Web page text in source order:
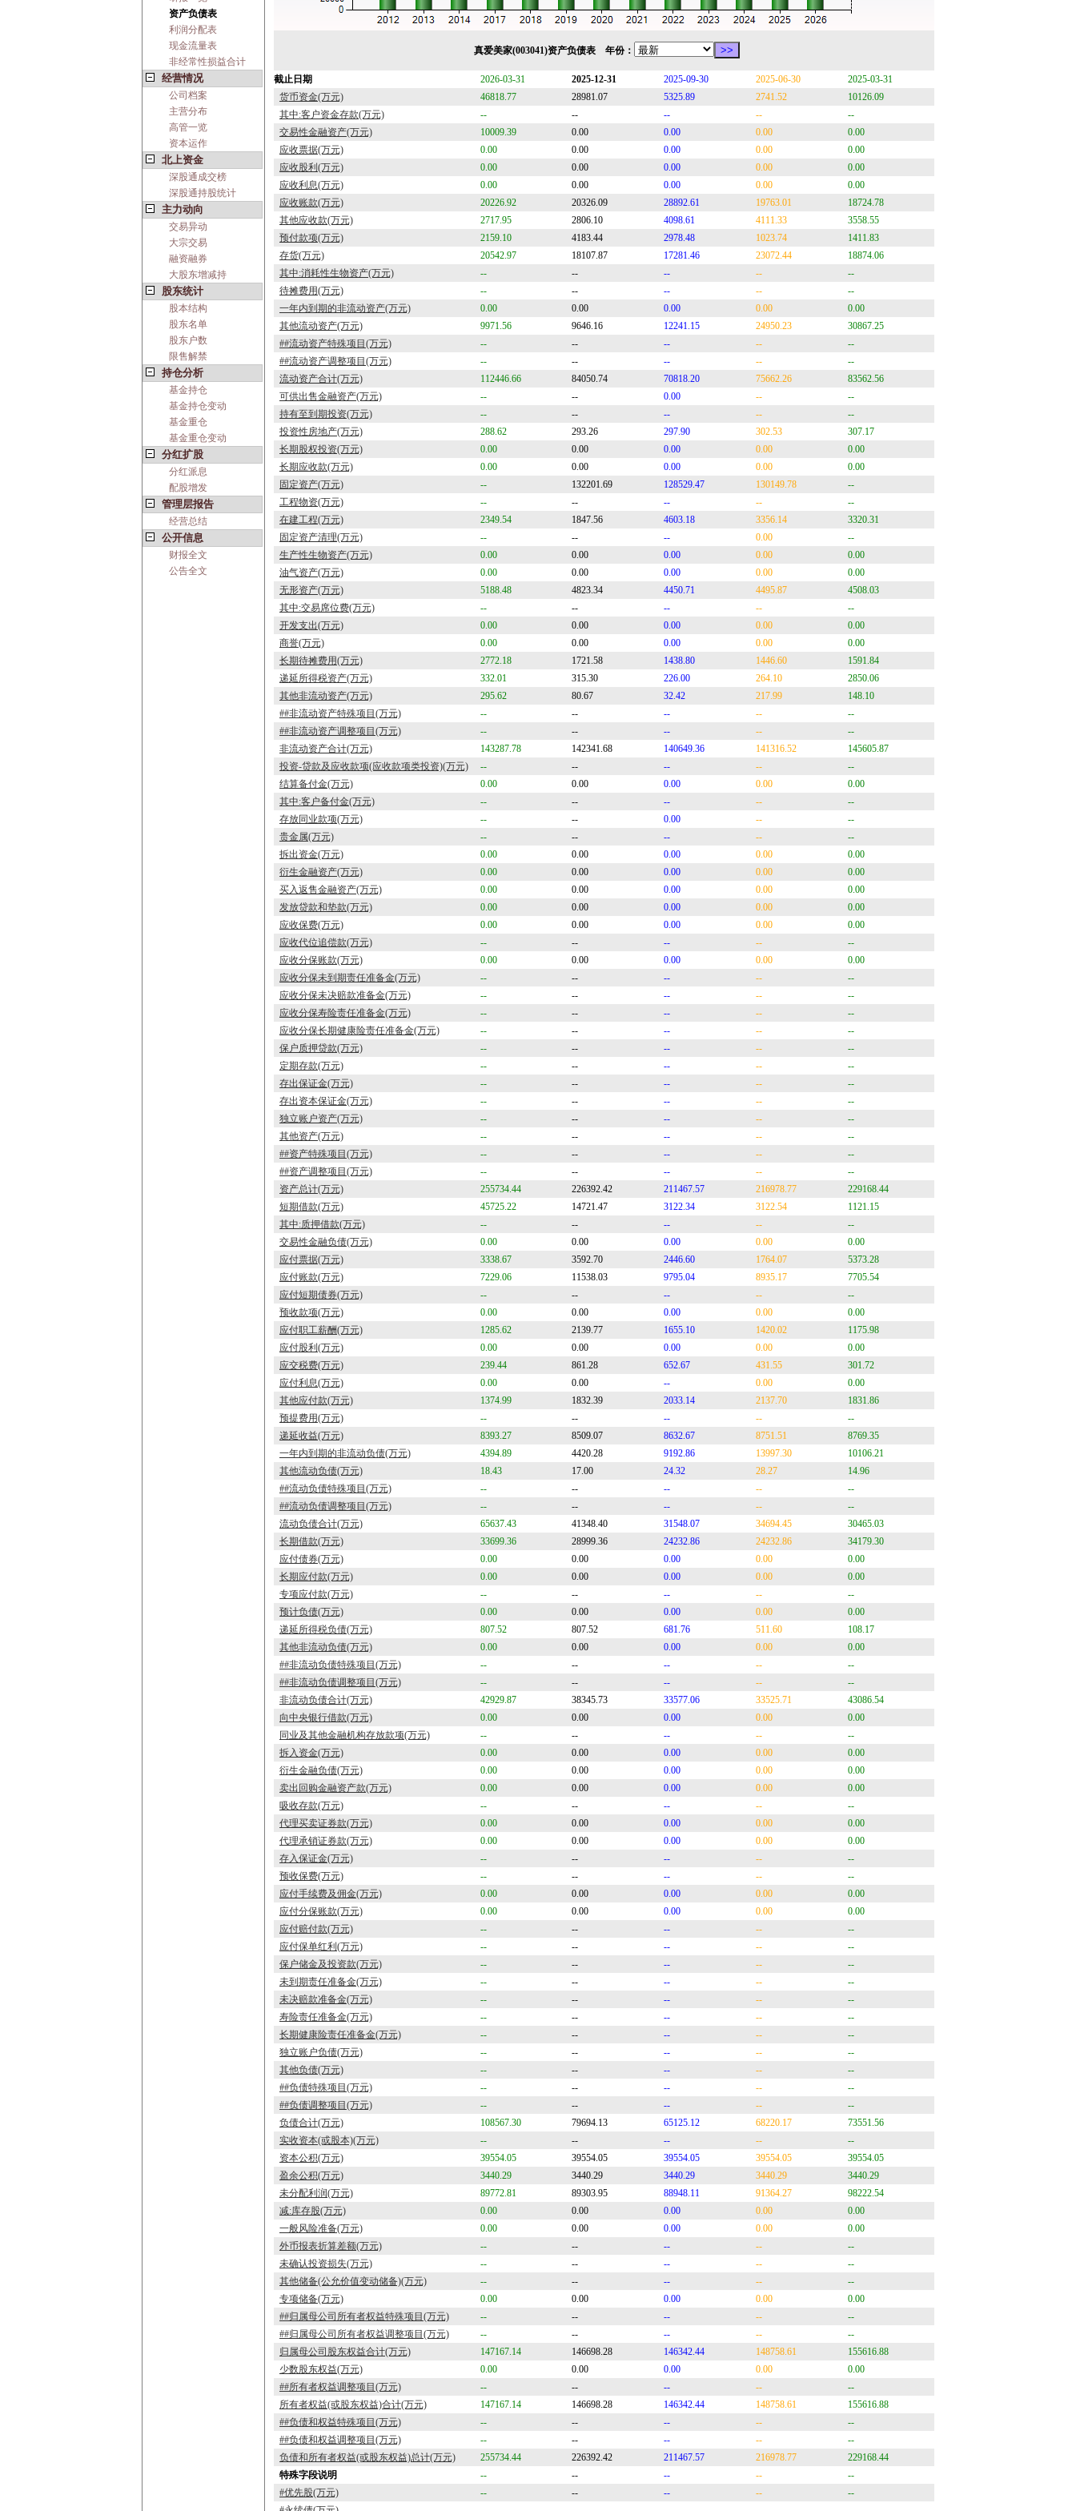
资产负债表
利润分配表
现金流量表
非经常性损益合计
经营情况
公司档案
主营分布
高管一览
资本运作
北上资金
深股通成交榜
深股通持股统计
主力动向
交易异动
大宗交易
融资融券
大股东增减持
股东统计
股本结构
股东名单
股东户数
限售解禁
持仓分析
基金持仓
基金持仓变动
基金重仓
基金重仓变动
分红扩股
分红派息
配股增发
管理层报告
经营总结
公开信息
财报全文
公告全文
真爱美家(003041)资产负债表 年份：
截止日期 2026-03-31 2025-12-31 2025-09-30 2025-06-30
2025-03-31
货币资金(万元)
46818.77 28981.07 5325.89 2741.52
10126.09
其中:客户资金存款(万元)
-- -- -- --
--
交易性金融资产(万元)
10009.39 0.00 0.00 0.00
0.00
应收票据(万元)
0.00 0.00 0.00 0.00
0.00
应收股利(万元)
0.00 0.00 0.00 0.00
0.00
应收利息(万元)
0.00 0.00 0.00 0.00
0.00
应收账款(万元)
20226.92 20326.09 28892.61 19763.01
18724.78
其他应收款(万元)
2717.95 2806.10 4098.61 4111.33
3558.55
预付款项(万元)
2159.10 4183.44 2978.48 1023.74
1411.83
存货(万元)
20542.97 18107.87 17281.46 23072.44
18874.06
其中:消耗性生物资产(万元)
-- -- -- --
--
待摊费用(万元)
-- -- -- --
--
一年内到期的非流动资产(万元)
0.00 0.00 0.00 0.00
0.00
其他流动资产(万元)
9971.56 9646.16 12241.15 24950.23
30867.25
##流动资产特殊项目(万元)
-- -- -- --
--
##流动资产调整项目(万元)
-- -- -- --
--
流动资产合计(万元)
112446.66 84050.74 70818.20 75662.26
83562.56
可供出售金融资产(万元)
-- -- 0.00 --
--
持有至到期投资(万元)
-- -- -- --
--
投资性房地产(万元)
288.62 293.26 297.90 302.53
307.17
长期股权投资(万元)
0.00 0.00 0.00 0.00
0.00
长期应收款(万元)
0.00 0.00 0.00 0.00
0.00
固定资产(万元)
-- 132201.69 128529.47 130149.78
--
工程物资(万元)
-- -- -- --
--
在建工程(万元)
2349.54 1847.56 4603.18 3356.14
3320.31
固定资产清理(万元)
-- -- -- 0.00
--
生产性生物资产(万元)
0.00 0.00 0.00 0.00
0.00
油气资产(万元)
0.00 0.00 0.00 0.00
0.00
无形资产(万元)
5188.48 4823.34 4450.71 4495.87
4508.03
其中:交易席位费(万元)
-- -- -- --
--
开发支出(万元)
0.00 0.00 0.00 0.00
0.00
商誉(万元)
0.00 0.00 0.00 0.00
0.00
长期待摊费用(万元)
2772.18 1721.58 1438.80 1446.60
1591.84
递延所得税资产(万元)
332.01 315.30 226.00 264.10
2850.06
其他非流动资产(万元)
295.62 80.67 32.42 217.99
148.10
##非流动资产特殊项目(万元)
-- -- -- --
--
##非流动资产调整项目(万元)
-- -- -- --
--
非流动资产合计(万元)
143287.78 142341.68 140649.36 141316.52
145605.87
投资-贷款及应收款项(应收款项类投资)(万元)
-- -- -- --
--
结算备付金(万元)
0.00 0.00 0.00 0.00
0.00
其中:客户备付金(万元)
-- -- -- --
--
存放同业款项(万元)
-- -- 0.00 --
--
贵金属(万元)
-- -- -- --
--
拆出资金(万元)
0.00 0.00 0.00 0.00
0.00
衍生金融资产(万元)
0.00 0.00 0.00 0.00
0.00
买入返售金融资产(万元)
0.00 0.00 0.00 0.00
0.00
发放贷款和垫款(万元)
0.00 0.00 0.00 0.00
0.00
应收保费(万元)
0.00 0.00 0.00 0.00
0.00
应收代位追偿款(万元)
-- -- -- --
--
应收分保账款(万元)
0.00 0.00 0.00 0.00
0.00
应收分保未到期责任准备金(万元)
-- -- -- --
--
应收分保未决赔款准备金(万元)
-- -- -- --
--
应收分保寿险责任准备金(万元)
-- -- -- --
--
应收分保长期健康险责任准备金(万元)
-- -- -- --
--
保户质押贷款(万元)
-- -- -- --
--
定期存款(万元)
-- -- -- --
--
存出保证金(万元)
-- -- -- --
--
存出资本保证金(万元)
-- -- -- --
--
独立账户资产(万元)
-- -- -- --
--
其他资产(万元)
-- -- -- --
--
##资产特殊项目(万元)
-- -- -- --
--
##资产调整项目(万元)
-- -- -- --
--
资产总计(万元)
255734.44 226392.42 211467.57 216978.77
229168.44
短期借款(万元)
45725.22 14721.47 3122.34 3122.54
1121.15
其中:质押借款(万元)
-- -- -- --
--
交易性金融负债(万元)
0.00 0.00 0.00 0.00
0.00
应付票据(万元)
3338.67 3592.70 2446.60 1764.07
5373.28
应付账款(万元)
7229.06 11538.03 9795.04 8935.17
7705.54
应付短期债券(万元)
-- -- -- --
--
预收款项(万元)
0.00 0.00 0.00 0.00
0.00
应付职工薪酬(万元)
1285.62 2139.77 1655.10 1420.02
1175.98
应付股利(万元)
0.00 0.00 0.00 0.00
0.00
应交税费(万元)
239.44 861.28 652.67 431.55
301.72
应付利息(万元)
0.00 0.00 -- 0.00
0.00
其他应付款(万元)
1374.99 1832.39 2033.14 2137.70
1831.86
预提费用(万元)
-- -- -- --
--
递延收益(万元)
8393.27 8509.07 8632.67 8751.51
8769.35
一年内到期的非流动负债(万元)
4394.89 4420.28 9192.86 13997.30
10106.21
其他流动负债(万元)
18.43 17.00 24.32 28.27
14.96
##流动负债特殊项目(万元)
-- -- -- --
--
##流动负债调整项目(万元)
-- -- -- --
--
流动负债合计(万元)
65637.43 41348.40 31548.07 34694.45
30465.03
长期借款(万元)
33699.36 28999.36 24232.86 24232.86
34179.30
应付债券(万元)
0.00 0.00 0.00 0.00
0.00
长期应付款(万元)
0.00 0.00 0.00 0.00
0.00
专项应付款(万元)
-- -- -- --
--
预计负债(万元)
0.00 0.00 0.00 0.00
0.00
递延所得税负债(万元)
807.52 807.52 681.76 511.60
108.17
其他非流动负债(万元)
0.00 0.00 0.00 0.00
0.00
##非流动负债特殊项目(万元)
-- -- -- --
--
##非流动负债调整项目(万元)
-- -- -- --
--
非流动负债合计(万元)
42929.87 38345.73 33577.06 33525.71
43086.54
向中央银行借款(万元)
0.00 0.00 0.00 0.00
0.00
同业及其他金融机构存放款项(万元)
-- -- -- --
--
拆入资金(万元)
0.00 0.00 0.00 0.00
0.00
衍生金融负债(万元)
0.00 0.00 0.00 0.00
0.00
卖出回购金融资产款(万元)
0.00 0.00 0.00 0.00
0.00
吸收存款(万元)
-- -- -- --
--
代理买卖证券款(万元)
0.00 0.00 0.00 0.00
0.00
代理承销证券款(万元)
0.00 0.00 0.00 0.00
0.00
存入保证金(万元)
-- -- -- --
--
预收保费(万元)
-- -- -- --
--
应付手续费及佣金(万元)
0.00 0.00 0.00 0.00
0.00
应付分保账款(万元)
0.00 0.00 0.00 0.00
0.00
应付赔付款(万元)
-- -- -- --
--
应付保单红利(万元)
-- -- -- --
--
保户储金及投资款(万元)
-- -- -- --
--
未到期责任准备金(万元)
-- -- -- --
--
未决赔款准备金(万元)
-- -- -- --
--
寿险责任准备金(万元)
-- -- -- --
--
长期健康险责任准备金(万元)
-- -- -- --
--
独立账户负债(万元)
-- -- -- --
--
其他负债(万元)
-- -- -- --
--
##负债特殊项目(万元)
-- -- -- --
--
##负债调整项目(万元)
-- -- -- --
--
负债合计(万元)
108567.30 79694.13 65125.12 68220.17
73551.56
实收资本(或股本)(万元)
-- -- -- --
--
资本公积(万元)
39554.05 39554.05 39554.05 39554.05
39554.05
盈余公积(万元)
3440.29 3440.29 3440.29 3440.29
3440.29
未分配利润(万元)
89772.81 89303.95 88948.11 91364.27
98222.54
减:库存股(万元)
0.00 0.00 0.00 0.00
0.00
一般风险准备(万元)
0.00 0.00 0.00 0.00
0.00
外币报表折算差额(万元)
-- -- -- --
--
未确认投资损失(万元)
-- -- -- --
--
其他储备(公允价值变动储备)(万元)
-- -- -- --
--
专项储备(万元)
0.00 0.00 0.00 0.00
0.00
##归属母公司所有者权益特殊项目(万元)
-- -- -- --
--
##归属母公司所有者权益调整项目(万元)
-- -- -- --
--
归属母公司股东权益合计(万元)
147167.14 146698.28 146342.44 148758.61
155616.88
少数股东权益(万元)
0.00 0.00 0.00 0.00
0.00
##所有者权益调整项目(万元)
-- -- -- --
--
所有者权益(或股东权益)合计(万元)
147167.14 146698.28 146342.44 148758.61
155616.88
##负债和权益特殊项目(万元)
-- -- -- --
--
##负债和权益调整项目(万元)
-- -- -- --
--
负债和所有者权益(或股东权益)总计(万元)
255734.44 226392.42 211467.57 216978.77
229168.44
特殊字段说明
-- -- -- --
--
#优先股(万元)
-- -- -- --
--